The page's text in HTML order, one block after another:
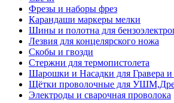
Фрезы и наборы фрез
Карандаши маркеры мелки
Шины и полотна для
Лезвия для концелярского ножа
Скобы и гвозди
Стержни для термопистолета
Шарошки и Насадки для Гравера
Щётки проволочные для
Электроды и сварочная проволока